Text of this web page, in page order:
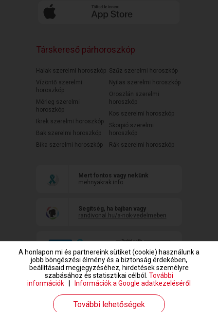
Társkereső párhoroszkóp
Halak szerelmi horoszkóp
Vízöntő szerelmi
horoszkóp
Mérleg szerelmi
horoszkóp
Ikrek szerelmi horoszkóp
Bak szerelmi horoszkóp
Bika szerelmi horoszkóp
Szűz szerelmi horoszkóp
Nyilas szerelmi horoszkóp
Oroszlán szerelmi
horoszkóp
Kos szerelmi horoszkóp
Skorpió szerelmi
horoszkóp
Rák szerelmi horoszkóp
Mert fontos vagy nekünk
mehnyakrak.info
Segítség, ha bajban vagy
randivonal.hu/a-nok-vedelmeben
www.randivonal.hu © Copyright 1999-2026 Dating Central Europe Zrt.
A honlapon mi és partnereink sütiket (cookie) használunk a
jobb böngészési élmény és a biztonság érdekében,
beállításaid megjegyzéséhez, hirdetések személyre
szabásához és statisztikai célból. További
információk
Információk a Google adatkezeléséről
További lehetőségek